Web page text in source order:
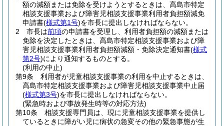
額の減額または免除を受けようとするときは、高島市特定
相談支援事業および障害児相談支援事業利用者負担額減免
申請書(様式第1号)を市長に提出しなければならない。
2
市長は前項の申請書を受理し、利用者負担額の減額または
免除を決定したときは、高島市特定相談支援事業および障
害児相談支援事業利用者負担額減額・免除決定通知書(様式
第2号)により通知するものとする。
(利用の中止)
第9条
利用者が児童相談支援事業の利用を中止するときは、
高島市特定相談支援事業および障害児相談支援事業中止届
(様式第3号)を市長に提出しなければならない。
(緊急時および事故発生時等の対応方法)
第10条
相談支援専門員は、現に児童相談支援事業を提供し
ているときに障がい児に病状の急変その他の緊急事態が生